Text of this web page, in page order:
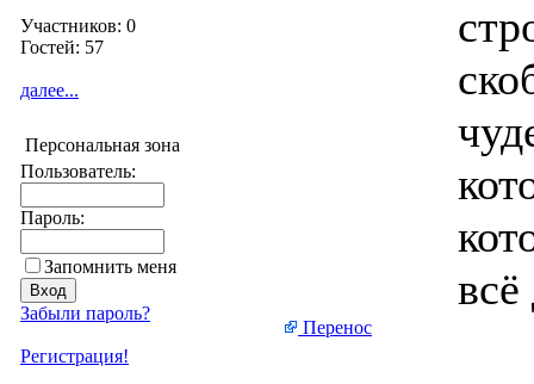
Участников: 0
Гостей: 57
далее...
Персональная зона
Пользователь:
Пароль:
Запомнить меня
Забыли пароль?
Регистрация!
Перенос